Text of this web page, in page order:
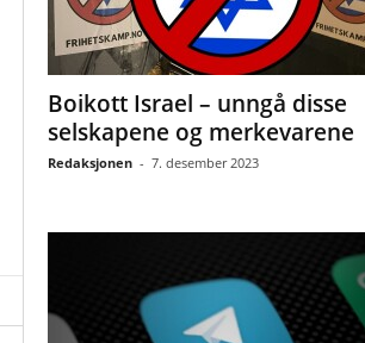
Boikott Israel – unngå disse
selskapene og merkevarene
Redaksjonen - 7. desember 2023